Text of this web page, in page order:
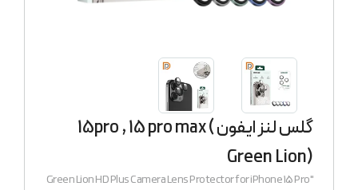
گلس لنز ایفون 15pro , 15 pro max (
Green Lion)
"Green Lion HD Plus Camera Lens Protector for iPhone 15 Pro